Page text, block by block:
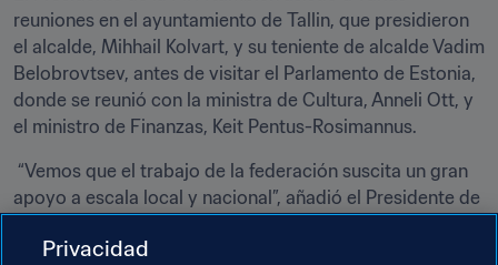
reuniones en el ayuntamiento de Tallin, que presidieron
el alcalde, Mihhail Kolvart, y su teniente de alcalde Vadim
Belobrovtsev, antes de visitar el Parlamento de Estonia,
donde se reunió con la ministra de Cultura, Anneli Ott, y
el ministro de Finanzas, Keit Pentus-Rosimannus.
“Vemos que el trabajo de la federación suscita un gran
apoyo a escala local y nacional”, añadió el Presidente de
para un desarrollo continuo, especialmente en cuanto a
Privacidad